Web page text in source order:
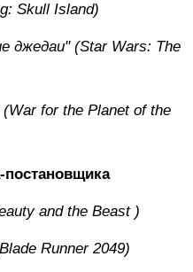
Skull Island)
джедаи" (Star Wars: The
(War for the Planet of the
and the Beast )
Runner 2049)